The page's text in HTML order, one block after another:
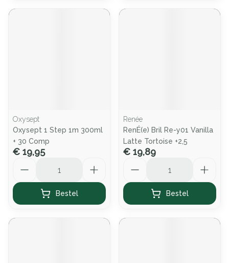
Oxysept
Oxysept 1 Step 1m 300ml
+ 30 Comp
€ 19,95
Bestel
Renée
RenÉ(e) Bril Re-y01 Vanilla
Latte Tortoise +2,5
€ 19,89
Bestel